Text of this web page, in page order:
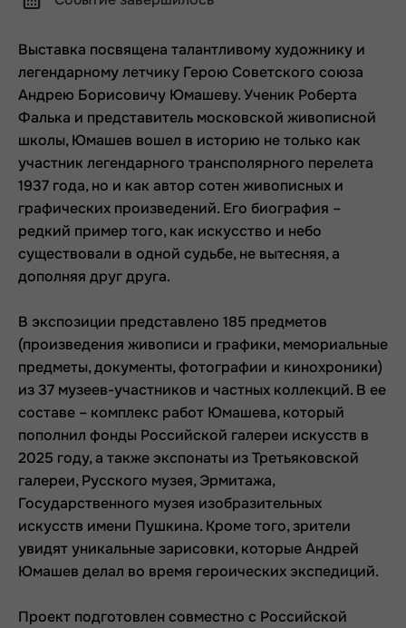
Выставка посвящена талантливому художнику и
легендарному летчику Герою Советского союза
Андрею Борисовичу Юмашеву. Ученик Роберта
Фалька и представитель московской живописной
школы, Юмашев вошел в историю не только как
участник легендарного трансполярного перелета
1937 года, но и как автор сотен живописных и
графических произведений. Его биография –
редкий пример того, как искусство и небо
существовали в одной судьбе, не вытесняя, а
дополняя друг друга.
В экспозиции представлено 185 предметов
(произведения живописи и графики, мемориальные
предметы, документы, фотографии и кинохроники)
из 37 музеев-участников и частных коллекций. В ее
составе – комплекс работ Юмашева, который
пополнил фонды Российской галереи искусств в
2025 году, а также экспонаты из Третьяковской
галереи, Русского музея, Эрмитажа,
Государственного музея изобразительных
искусств имени Пушкина. Кроме того, зрители
увидят уникальные зарисовки, которые Андрей
Юмашев делал во время героических экспедиций.
Проект подготовлен совместно с Российской